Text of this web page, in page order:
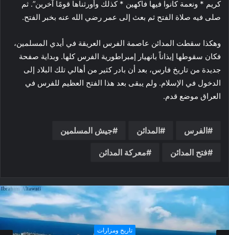
كريم * ونعمة كانوا فيها فاكهين * كذلك وأورثناها قومًا آخرين”. ثم
صلى فيه صلاة الفتح ثم بعث إلى عمر رضي الله عنه بخبر الفتح.
وهكذا سقطت المدائن عاصمة الفرس العريقة في أيدي المسلمين،
فكان سقوطها إيذاناً بانهيار إمبراطورية الفرس كلها. وبداية صفحة
جديدة من تاريخ فارس، بعد أن بادر كثير من أهالي تلك البلاد إلى
الدخول في الإسلام. ولم يبقى بعد هذا الفتح العظيم للفرس في
العراق موضع قدم.
الفرس المدائن جيش المسلمين
فتح المدائن معركة المدائن
تاريخ ومزارات